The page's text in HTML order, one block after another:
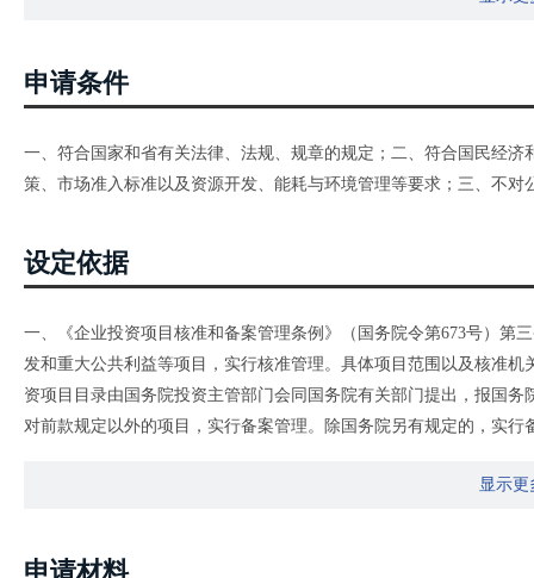
申请条件
一、符合国家和省有关法律、法规、规章的规定；二、符合国民经
策、市场准入标准以及资源开发、能耗与环境管理等要求；三、不
设定依据
一、《企业投资项目核准和备案管理条例》（国务院令第673号）第
发和重大公共利益等项目，实行核准管理。具体项目范围以及核准
资项目目录由国务院投资主管部门会同国务院有关部门提出，报国
对前款规定以外的项目，实行备案管理。除国务院另有规定的，实
二、《政府核准的投资项目目录（河南省2017年本）》（豫政办〔
显示更
申请材料